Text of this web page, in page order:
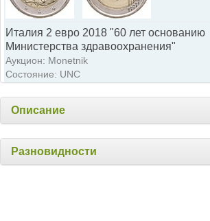
Италия 2 евро 2018 "60 лет основанию
Министерства здравоохранения"
Аукцион: Monetnik
Состояние: UNC
Описание
Разновидности